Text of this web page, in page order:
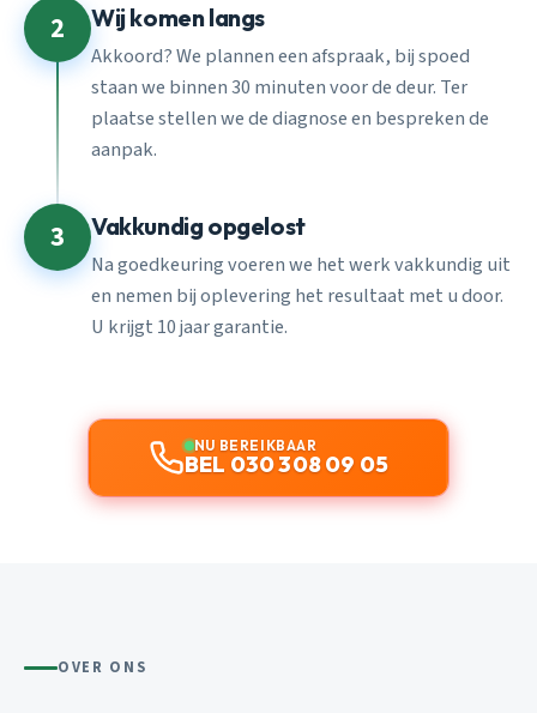
2 Wij komen langs
Akkoord? We plannen een afspraak, bij spoed
staan we binnen 30 minuten voor de deur. Ter
plaatse stellen we de diagnose en bespreken de
aanpak.
3 Vakkundig opgelost
Na goedkeuring voeren we het werk vakkundig uit
en nemen bij oplevering het resultaat met u door.
U krijgt 10 jaar garantie.
NU BEREIKBAAR
BEL 030 308 09 05
OVER ONS